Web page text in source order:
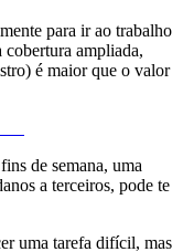
para ir ao trabalho
cobertura ampliada,
é maior que o valor
de semana, uma
a terceiros, pode te
uma tarefa difícil, mas